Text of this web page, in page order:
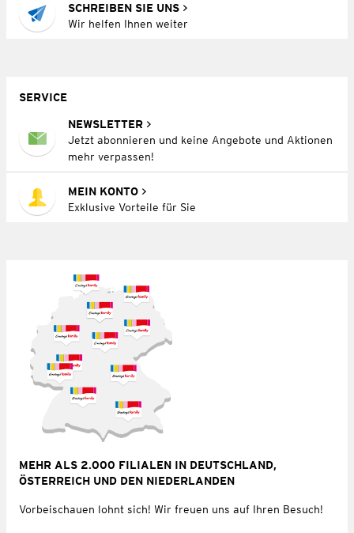
SCHREIBEN SIE UNS
Wir helfen Ihnen weiter
SERVICE
NEWSLETTER
Jetzt abonnieren und keine Angebote und Aktionen
mehr verpassen!
MEIN KONTO
Exklusive Vorteile für Sie
MEHR ALS 2.000 FILIALEN IN DEUTSCHLAND,
ÖSTERREICH UND DEN NIEDERLANDEN
Vorbeischauen lohnt sich! Wir freuen uns auf Ihren Besuch!